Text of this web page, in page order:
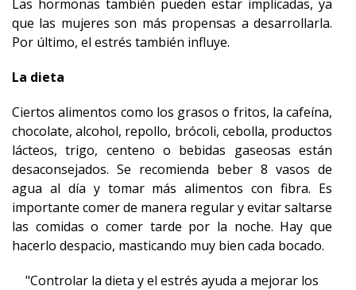
Las hormonas también pueden estar implicadas, ya
que las mujeres son más propensas a desarrollarla.
Por último, el estrés también influye.
La dieta
Ciertos alimentos como los grasos o fritos, la cafeína,
chocolate, alcohol, repollo, brócoli, cebolla, productos
lácteos, trigo, centeno o bebidas gaseosas están
desaconsejados. Se recomienda beber 8 vasos de
agua al día y tomar más alimentos con fibra. Es
importante comer de manera regular y evitar saltarse
las comidas o comer tarde por la noche. Hay que
hacerlo despacio, masticando muy bien cada bocado.
"Controlar la dieta y el estrés ayuda a mejorar los